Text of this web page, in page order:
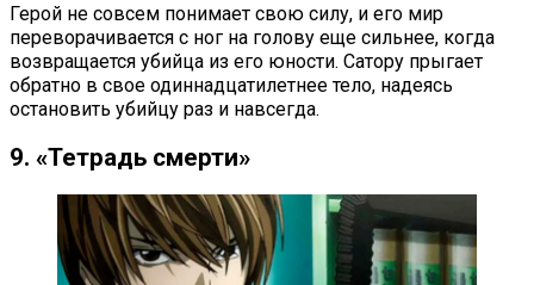
Герой не совсем понимает свою силу, и его мир
переворачивается с ног на голову еще сильнее, когда
возвращается убийца из его юности. Сатору прыгает
обратно в свое одиннадцатилетнее тело, надеясь
остановить убийцу раз и навсегда.
9. «Тетрадь смерти»